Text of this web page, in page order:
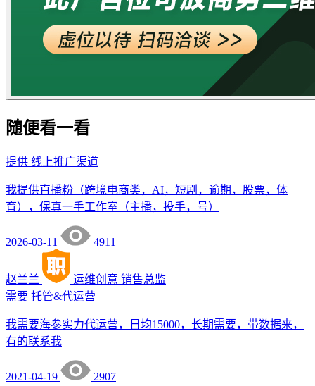
随便看一看
提供 线上推广渠道
我提供直播粉（跨境电商类，AI，短剧，逾期，股票，体
育），保真一手工作室（主播，投手，号）
2026-03-11 4911
赵兰兰 运维创意 销售总监
需要 托管&代运营
我需要海参实力代运营，日均15000，长期需要，带数据来，
有的联系我
2021-04-19
2907